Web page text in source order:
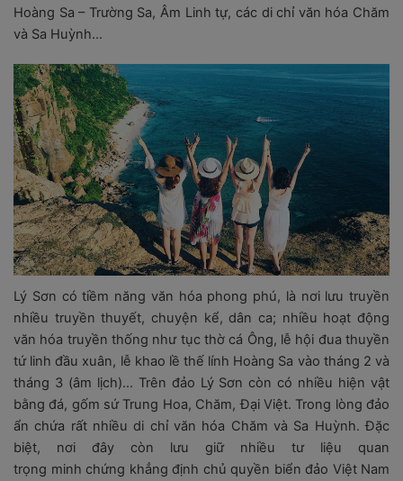
Hoàng Sa – Trường Sa, Âm Linh tự, các di chỉ văn hóa Chăm
và Sa Huỳnh…
Lý Sơn có tiềm năng văn hóa phong phú, là nơi lưu truyền
nhiều truyền thuyết, chuyện kể, dân ca; nhiều hoạt động
văn hóa truyền thống như tục thờ cá Ông, lễ hội đua thuyền
tứ linh đầu xuân, lễ khao lề thế lính Hoàng Sa vào tháng 2 và
tháng 3 (âm lịch)… Trên đảo Lý Sơn còn có nhiều hiện vật
bằng đá, gốm sứ Trung Hoa, Chăm, Đại Việt. Trong lòng đảo
ẩn chứa rất nhiều di chỉ văn hóa Chăm và Sa Huỳnh. Đặc
biệt, nơi đây còn lưu giữ nhiều tư liệu quan
trọng minh chứng khẳng định chủ quyền biển đảo Việt Nam